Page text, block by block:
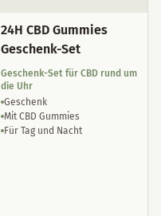
24H CBD Gummies
Geschenk-Set
Geschenk-Set für CBD rund um
die Uhr
Geschenk
Mit CBD Gummies
Für Tag und Nacht